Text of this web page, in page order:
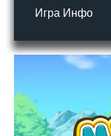
Игра Инфо